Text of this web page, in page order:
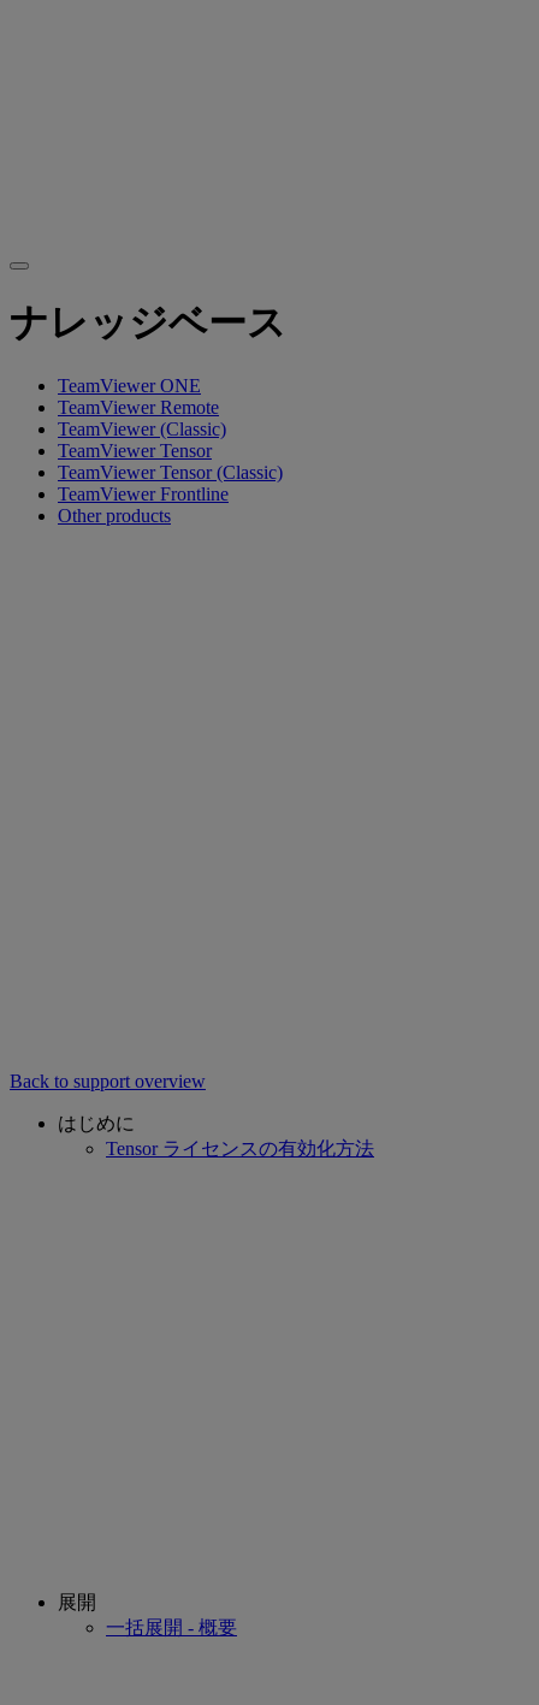
ナレッジベース
TeamViewer ONE
TeamViewer Remote
TeamViewer (Classic)
TeamViewer Tensor
TeamViewer Tensor (Classic)
TeamViewer Frontline
Other products
Back to support overview
はじめに
Tensor ライセンスの有効化方法
展開
一括展開 - 概要